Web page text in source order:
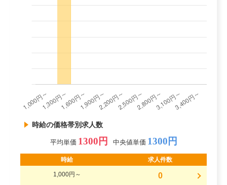
時給の価格帯別求人数
平均単価 1300円 中央値単価 1300円
時給 求人件数
1,000円～ 0